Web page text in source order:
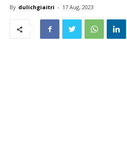
By dulichgiaitri - 17 Aug, 2023